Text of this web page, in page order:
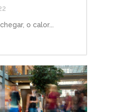
o calor...